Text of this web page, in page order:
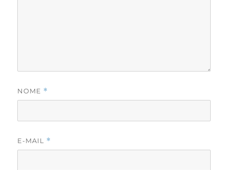
NOME *
E-MAIL *